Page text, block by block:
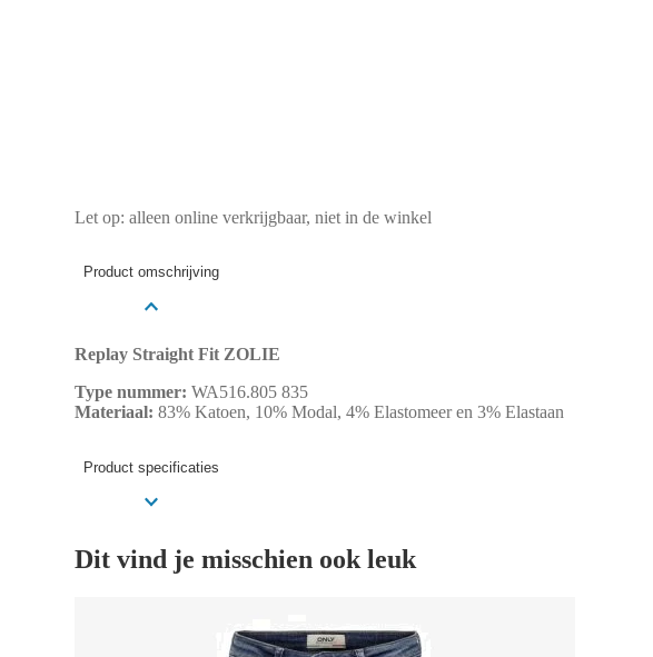
Let op: alleen online verkrijgbaar, niet in de winkel
Product omschrijving
Replay Straight Fit ZOLIE
Type nummer: WA516.805 835
Materiaal: 83% Katoen, 10% Modal, 4% Elastomeer en 3% Elastaan
Product specificaties
Dit vind je misschien ook leuk